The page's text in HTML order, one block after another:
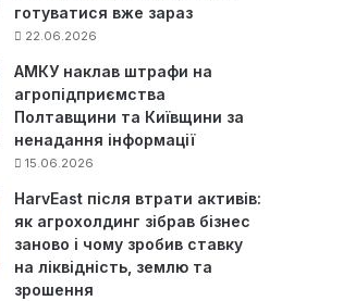
готуватися вже зараз
22.06.2026
АМКУ наклав штрафи на
агропідприємства
Полтавщини та Київщини за
ненадання інформації
15.06.2026
HarvEast після втрати активів:
як агрохолдинг зібрав бізнес
заново і чому зробив ставку
на ліквідність, землю та
зрошення